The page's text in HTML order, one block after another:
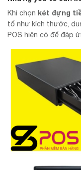
Khi chọn két đựng
tố như kích thước,
POS hiện có để đáp